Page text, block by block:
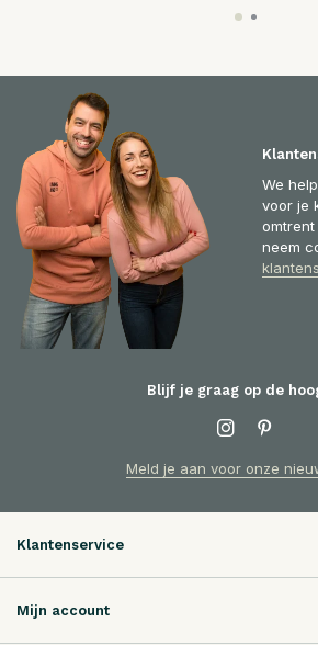
We
voor je
neem
Blijf je graag op de
Meld je aan voor onze
Klantenservice
Mijn account